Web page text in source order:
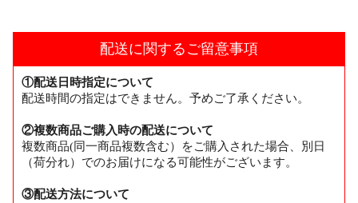
配送に関するご留意事項
①配送日時指定について
配送時間の指定はできません。予めご了承ください。
②複数商品ご購入時の配送について
複数商品(同一商品複数含む）をご購入された場合、別日
（荷分れ）でのお届けになる可能性がございます。
③配送方法について